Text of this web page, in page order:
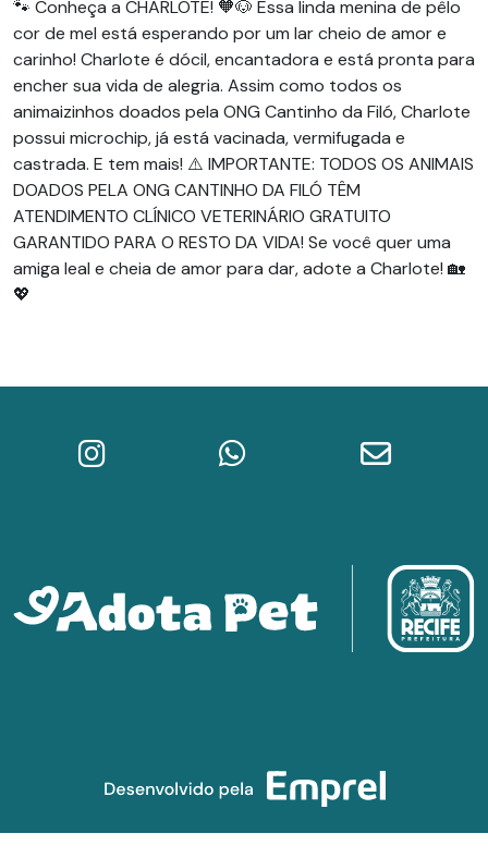
🐾 Conheça a CHARLOTE! 🧡🐶 Essa linda menina de pêlo
cor de mel está esperando por um lar cheio de amor e
carinho! Charlote é dócil, encantadora e está pronta para
encher sua vida de alegria. Assim como todos os
animaizinhos doados pela ONG Cantinho da Filó, Charlote
possui microchip, já está vacinada, vermifugada e
castrada. E tem mais! ⚠️ IMPORTANTE: TODOS OS ANIMAIS
DOADOS PELA ONG CANTINHO DA FILÓ TÊM
ATENDIMENTO CLÍNICO VETERINÁRIO GRATUITO
GARANTIDO PARA O RESTO DA VIDA! Se você quer uma
amiga leal e cheia de amor para dar, adote a Charlote! 🏡
💖
Instagram do Adota PetWhatsApp da Prefeitura do
E-mail do